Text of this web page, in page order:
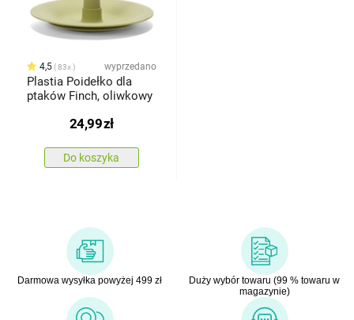
4,5 83x wyprzedano
Plastia Poidełko dla
ptaków Finch, oliwkowy
24,99zł
Do koszyka
Darmowa wysyłka powyżej 499 zł
Duży wybór towaru (99 % towaru w
magazynie)